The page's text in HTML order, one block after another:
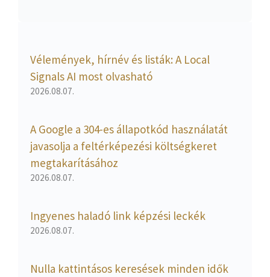
Vélemények, hírnév és listák: A Local
Signals AI most olvasható
2026.08.07.
A Google a 304-es állapotkód használatát
javasolja a feltérképezési költségkeret
megtakarításához
2026.08.07.
Ingyenes haladó link képzési leckék
2026.08.07.
Nulla kattintásos keresések minden idők